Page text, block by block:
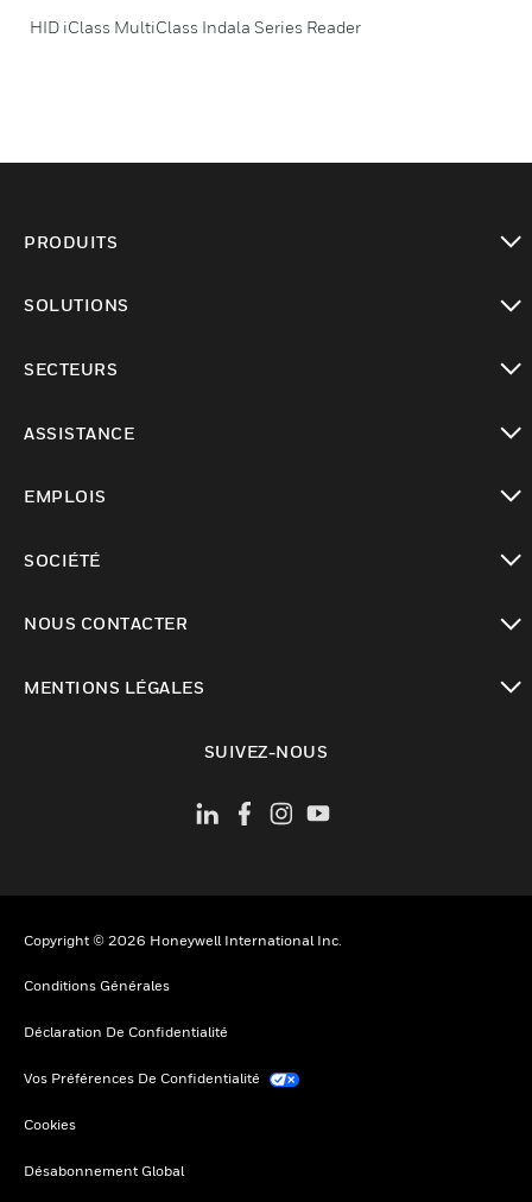
HID iClass MultiClass Indala Series Reader
PRODUITS
SOLUTIONS
SECTEURS
ASSISTANCE
EMPLOIS
SOCIÉTÉ
NOUS CONTACTER
MENTIONS LÉGALES
SUIVEZ-NOUS
Copyright © 2026 Honeywell International Inc.
Conditions Générales
Déclaration De Confidentialité
Vos Préférences De Confidentialité
Cookies
Désabonnement Global